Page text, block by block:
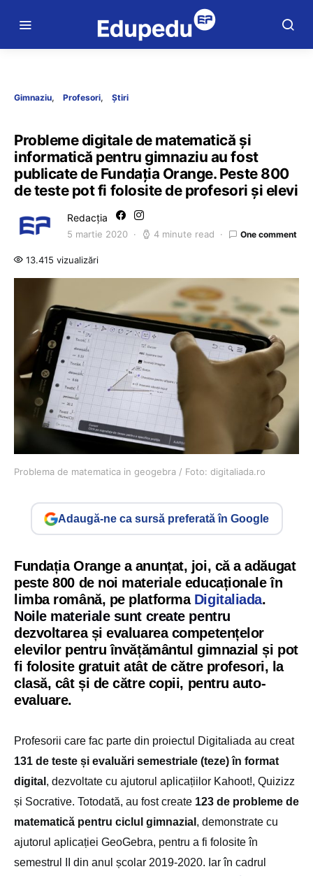
Gimnaziu Profesori Știri
Probleme digitale de matematică și
informatică pentru gimnaziu au fost
publicate de Fundația Orange. Peste 800
de teste pot fi folosite de profesori și elevi
Redacția
5 martie 2020 4 minute read One comment
13.415 vizualizări
Problema de matematica in geogebra / Foto: digitaliada.ro
Adaugă-ne ca sursă preferată în Google
Fundația Orange a anunțat, joi, că a adăugat
peste 800 de noi materiale educaționale în
limba română, pe platforma Digitaliada.
Noile materiale sunt create pentru
dezvoltarea și evaluarea competențelor
elevilor pentru învățământul gimnazial și pot
fi folosite gratuit atât de către profesori, la
clasă, cât și de către copii, pentru auto-
evaluare.
Profesorii care fac parte din proiectul Digitaliada au creat
131 de teste și evaluări semestriale (teze) în format
digital , dezvoltate cu ajutorul aplicațiilor Kahoot!, Quizizz
și Socrative. Totodată, au fost create 123 de probleme de
matematică pentru ciclul gimnazial , demonstrate cu
ajutorul aplicației GeoGebra, pentru a fi folosite în
semestrul II din anul școlar 2019-2020. Iar în cadrul